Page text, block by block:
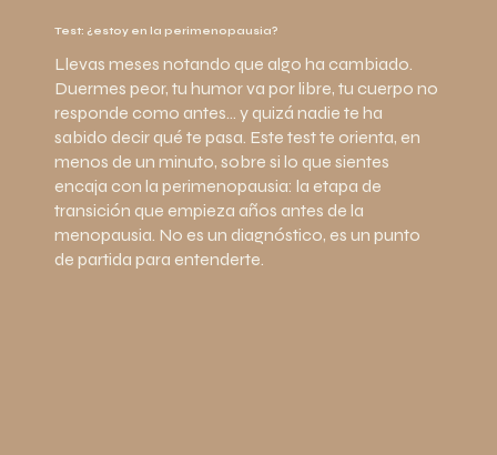
Test: ¿estoy en la perimenopausia?
Llevas meses notando que algo ha cambiado.
Duermes peor, tu humor va por libre, tu cuerpo no
responde como antes… y quizá nadie te ha
sabido decir qué te pasa. Este test te orienta, en
menos de un minuto, sobre si lo que sientes
encaja con la perimenopausia: la etapa de
transición que empieza años antes de la
menopausia. No es un diagnóstico, es un punto
de partida para entenderte.